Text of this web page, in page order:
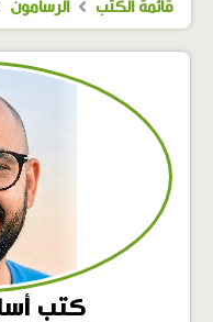
قائمة الكتب الرسامون
كتب